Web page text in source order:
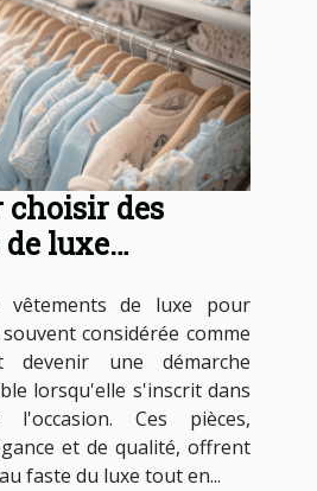
choisir des
luxe
vêtements de luxe pour
considérée comme
devenir une démarche
lorsqu'elle s'inscrit dans
Ces pièces,
et de qualité, offrent
faste du luxe tout en...